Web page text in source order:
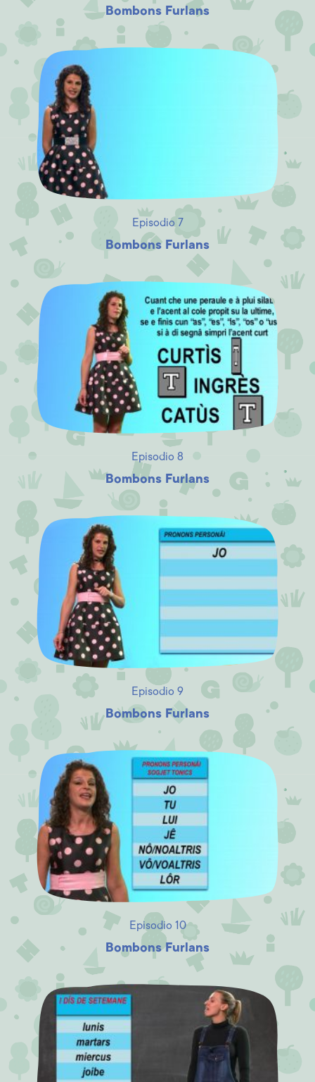
Bombons Furlans
Episodio 7
Bombons Furlans
Episodio 8
Bombons Furlans
Episodio 9
Bombons Furlans
Episodio 10
Bombons Furlans